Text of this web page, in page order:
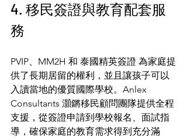
4. 移民簽證與教育配套服
務
PVIP、MM2H 和 泰國精英簽證 為家庭提
供了長期居留的權利，並且讓孩子可以
入讀當地的優質國際學校。Anlex
Consultants 灝鏘移民顧問團隊提供全程
支援，從簽證申請到學校報名、面試指
導，確保家庭的教育需求得到充分滿